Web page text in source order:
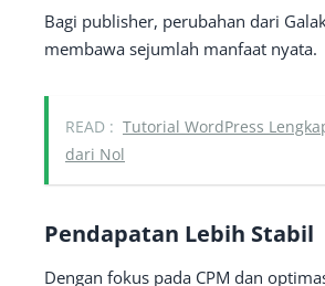
Bagi publisher, perubahan dari
membawa sejumlah manfaat nyata.
READ : Tutorial WordPress
dari Nol
Pendapatan Lebih Stabil
Dengan fokus pada CPM dan